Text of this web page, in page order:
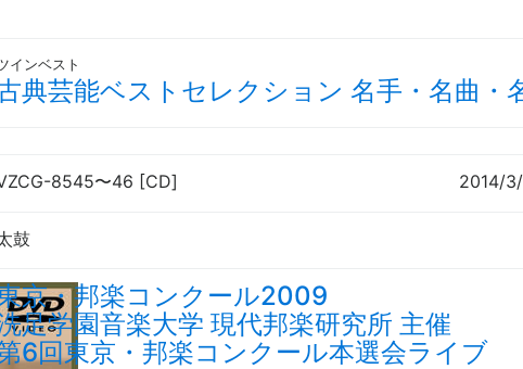
インベスト
典芸能ベストセレクション 名手・名曲・
8545〜46 [CD] 2014/
鼓
京・邦楽コンクール2009
足学園音楽大学 現代邦楽研究所 主催
6回東京・邦楽コンクール本選会ライブ